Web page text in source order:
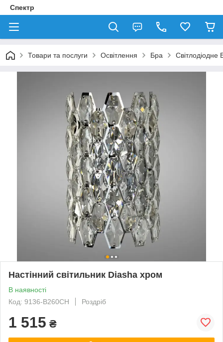
Спектр
Товари та послуги Освітлення Бра Світлодіодне
Настінний світильник Diasha хром
В наявності
Код: 9136-B260CH
Роздріб
1 515 ₴